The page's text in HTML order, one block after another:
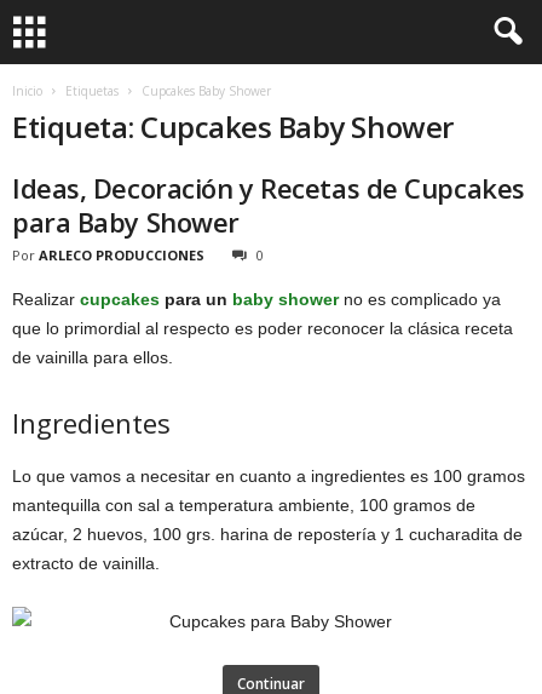
Inicio Etiquetas Cupcakes Baby Shower
Etiqueta: Cupcakes Baby Shower
Ideas, Decoración y Recetas de Cupcakes
para Baby Shower
Por ARLECO PRODUCCIONES 0
Realizar cupcakes para un baby showerno es complicado ya
que lo primordial al respecto es poder reconocer la clásica receta
de vainilla para ellos.
Ingredientes
Lo que vamos a necesitar en cuanto a ingredientes es 100 gramos
mantequilla con sal a temperatura ambiente, 100 gramos de
azúcar, 2 huevos, 100 grs. harina de repostería y 1 cucharadita de
extracto de vainilla.
Continuar